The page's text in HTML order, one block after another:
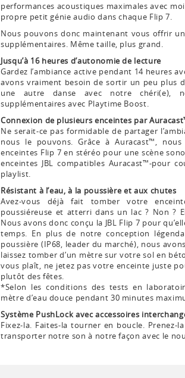
performances acoustiques maximales avec
propre petit génie audio dans chaque Flip 7.
Nous pouvons donc maintenant vous offrir
supplémentaires. Même taille, plus grand.
Jusqu’à 16 heures d’autonomie de lecture
Gardez l’ambiance active pendant 14 heures
avons vraiment besoin de sortir un peu plus
une autre danse avec notre chéri(e),
supplémentaires avec Playtime Boost.
Connexion de plusieurs enceintes par
Ne serait-ce pas formidable de partager
nous le pouvons. Grâce à Auracast™,
enceintes Flip 7 en stéréo pour une scène
enceintes JBL compatibles Auracast™-pour
playlist.
Résistant à l’eau, à la poussière et aux chutes
Avez-vous déjà fait tomber votre
poussiéreuse et atterri dans un lac ? Non ?
Nous avons donc conçu la JBL Flip 7 pour
temps. En plus de notre conception
poussière (IP68, leader du marché), nous
laissez tomber d’un mètre sur votre sol en
vous plaît, ne jetez pas votre enceinte juste
plutôt des fêtes.
*Selon les conditions des tests en
mètre d’eau douce pendant 30 minutes
Système PushLock avec accessoires
Fixez-la. Faites-la tourner en boucle. Prenez-
transporter notre son à notre façon avec le